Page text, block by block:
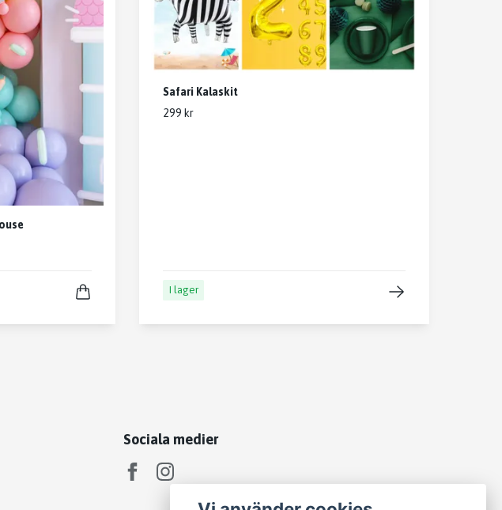
Safari Kalaskit
299 kr
I lager
Sociala medier